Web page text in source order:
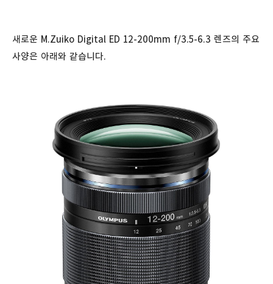
새로운 M.Zuiko Digital ED 12-200mm f/3.5-6.3 렌즈의 주요
사양은 아래와 같습니다.